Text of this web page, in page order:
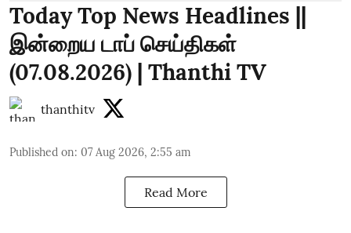
Today Top News Headlines ||
இன்றைய டாப் செய்திகள்
(07.08.2026) | Thanthi TV
thanthitv
Published on: 07 Aug 2026, 2:55 am
Read More